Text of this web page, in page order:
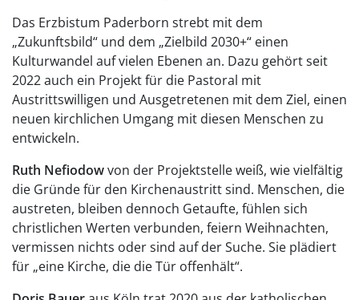
Das Erzbistum Paderborn strebt mit dem
„Zukunftsbild“ und dem „Zielbild 2030+“ einen
Kulturwandel auf vielen Ebenen an. Dazu gehört seit
2022 auch ein Projekt für die Pastoral mit
Austrittswilligen und Ausgetretenen mit dem Ziel, einen
neuen kirchlichen Umgang mit diesen Menschen zu
entwickeln.
Ruth Nefiodowvon der Projektstelle weiß, wie vielfältig
die Gründe für den Kirchenaustritt sind. Menschen, die
austreten, bleiben dennoch Getaufte, fühlen sich
christlichen Werten verbunden, feiern Weihnachten,
vermissen nichts oder sind auf der Suche. Sie plädiert
für „eine Kirche, die die Tür offenhält“.